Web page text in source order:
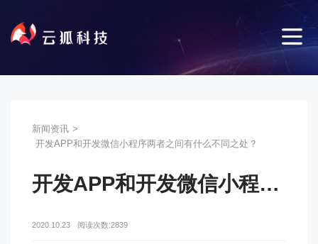
新闻资讯 >
开发APP和开发微信小程序两者之间有什么不同之处？
开发APP和开发微信小程序两者之间有什么不同之处？
2020.10.23 阅读次数:2839